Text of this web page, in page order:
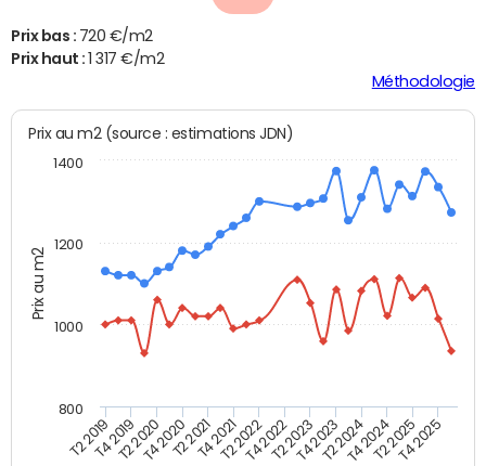
Prix bas : 720 €/m2
Prix haut :
1 317 €/m2
Méthodologie
Prix au m2
Prix au m2 (source : estimations JDN)
T2 2019T4 2019T2 2020T4 2020T2 2021T4 2021T2 2022T4 2022T2 2023T4 2023T2 2024T4 2024T2 2025T4 2025
1000
1200
1400
800